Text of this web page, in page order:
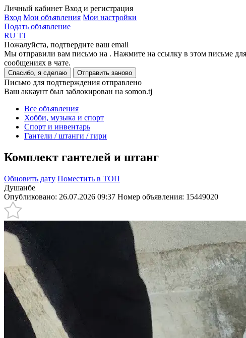
Личный кабинет Вход и регистрация
Вход Мои объявления Мои настройки
Подать объявление
RU TJ
Пожалуйста, подтвердите ваш email
Мы отправили вам письмо на . Нажмите на ссылку в этом письме
сообщениях в чате.
Спасибо, я сделаю Отправить заново
Письмо для подтверждения отправлено
Ваш аккаунт был заблокирован на somon.tj
Все объявления
Хобби, музыка и спорт
Спорт и инвентарь
Гантели / штанги / гири
Комплект гантелей и штанг
Обновить дату Поместить в ТОП
Душанбе
Опубликовано: 26.07.2026 09:37 Номер объявления: 15449020